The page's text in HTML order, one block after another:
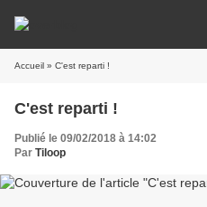
Accueil » C'est reparti !
C'est reparti !
Publié le 09/02/2018 à 14:02
Par Tiloop